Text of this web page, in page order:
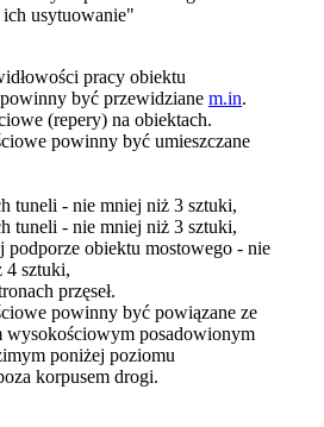
usytuowanie"
pracy obiektu
być przewidziane m.in.
(repery) na obiektach.
powinny być umieszczane
tuneli - nie mniej niż 3 sztuki,
tuneli - nie mniej niż 3 sztuki,
podporze obiektu mostowego - nie
4 sztuki,
przęseł.
powinny być powiązane ze
wysokościowym posadowionym
poniżej poziomu
korpusem drogi.